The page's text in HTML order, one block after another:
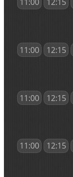
11:00
12:15
11:00
12:15
11:00
12:15